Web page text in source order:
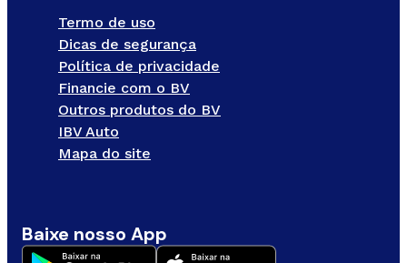
Termo de uso
Dicas de segurança
Política de privacidade
Financie com o BV
Outros produtos do BV
IBV Auto
Mapa do site
Baixe nosso App